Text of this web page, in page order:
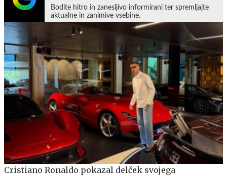
Bodite hitro in zanesljivo informirani ter spremljajte
aktualne in zanimive vsebine.
Cristiano Ronaldo pokazal delček svojega